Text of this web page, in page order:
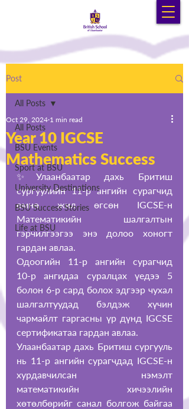
Post
All Posts
BSU Events
Sport at BSU
University Destinations
BSU Success Stories
Life at BSU
All Posts
Year 10 IGCSE
Mathematics Success
Oct 29, 2024 1 min read
✨Улаанбаатар дахь Бритиш
сургуулийн 11-р ангийн сурагчид
өмнө жил өгсөн IGCSE-н
Математикийн шалгалтын
гэрчилгээгээ энэ долоо хоногт
гардан авлаа.
Одоогийн 11-р ангийн сурагчид
10-р ангидаа суралцах үедээ 5
болон 6-р сард болох эдгээр чухал
шалгалтуудад бэлдэж хүчин
чармайлт гаргасны үр дүнд IGCSE
сертификатаа гардан авлаа.
Улаанбаатар дахь Бритиш сургууль
нь 11-р ангийн сурагчдад IGCSE-н
хурдавчилсан нэмэлт
математикийн хичээлийн
хөтөлбөрийг санал болгож байгаа